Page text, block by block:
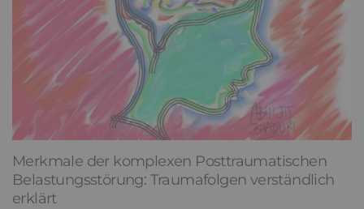
Merkmale der komplexen Posttraumatischen
Belastungsstörung: Traumafolgen verständlich
erklärt